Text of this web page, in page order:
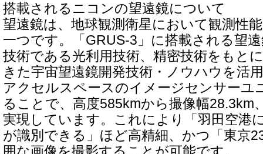
搭載されるニコンの望遠鏡について
望遠鏡は、地球観測衛星において観測性
一つです。「GRUS-3」に搭載される望
技術である光利用技術、精密技術をもと
きた宇宙望遠鏡開発技術・ノウハウを活
アクセルスペースのイメージセンサーユ
ることで、高度585kmから撮像幅28.3km
実現しています。これにより「羽田空港
が識別できる」ほど高精細、かつ「東京